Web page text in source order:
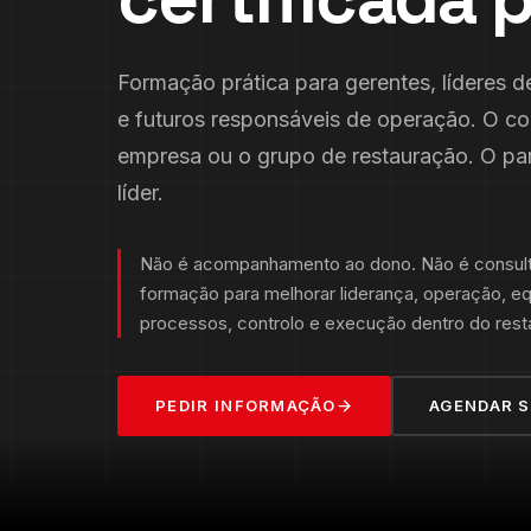
Formação prática para gerentes, líderes
e futuros responsáveis de operação. O
empresa ou o grupo de restauração. O
líder.
Não é acompanhamento ao dono. Não é
formação para melhorar liderança, operação,
processos, controlo e execução dentro do
PEDIR INFORMAÇÃO AGENDAR